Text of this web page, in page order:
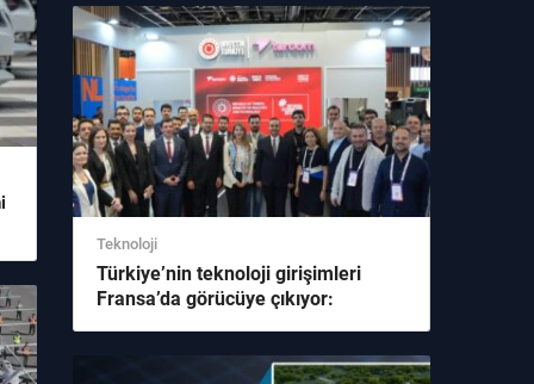
/home/indirsofting/domains/indirsoft.com/
content/themes/birmedyaa/inc/widgets/sidebar/
on line126
Warning
/home/indirsofting/domains/indirsoft.com/
Teknoloji
Türkiye’nin teknoloji girişimleri
Fransa’da görücüye çıkıyor: